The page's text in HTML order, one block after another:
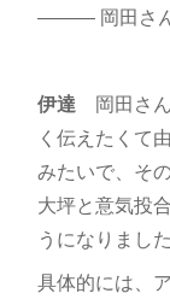
――― 岡田さん
伊達 岡田さ
く伝えたくて
みたいで、そ
大坪と意気投
うになりました
具体的には、